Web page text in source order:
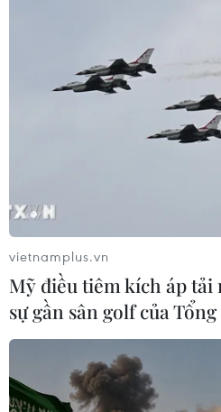
vietnamplus.vn
Mỹ điều tiêm kích áp tải
sự gần sân golf của